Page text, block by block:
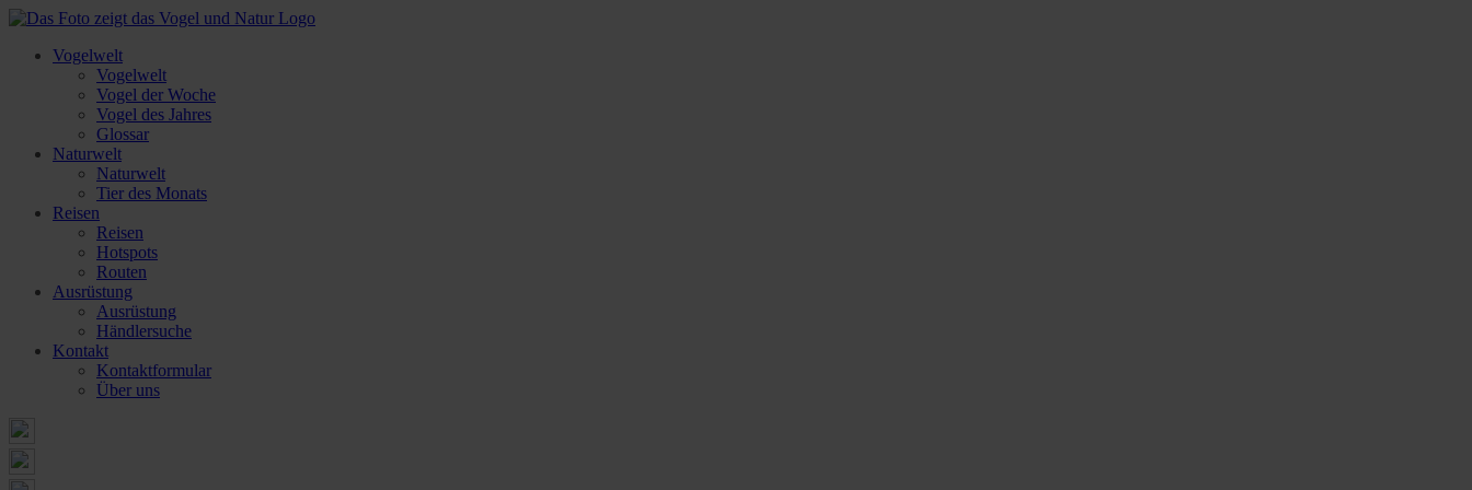
Vogelwelt
Vogelwelt
Vogel der Woche
Vogel des Jahres
Glossar
Naturwelt
Naturwelt
Tier des Monats
Reisen
Reisen
Hotspots
Routen
Ausrüstung
Ausrüstung
Händlersuche
Kontakt
Kontaktformular
Über uns